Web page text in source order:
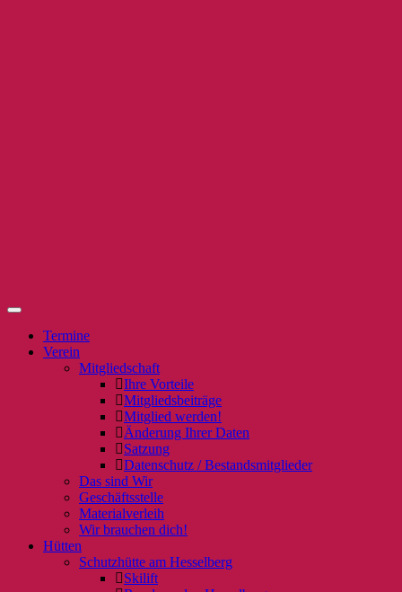
Termine
Verein
Mitgliedschaft
Ihre Vorteile
Mitgliedsbeiträge
Mitglied werden!
Änderung Ihrer Daten
Satzung
Datenschutz / Bestandsmitglieder
Das sind Wir
Geschäftsstelle
Materialverleih
Wir brauchen dich!
Hütten
Schutzhütte am Hesselberg
Skilift